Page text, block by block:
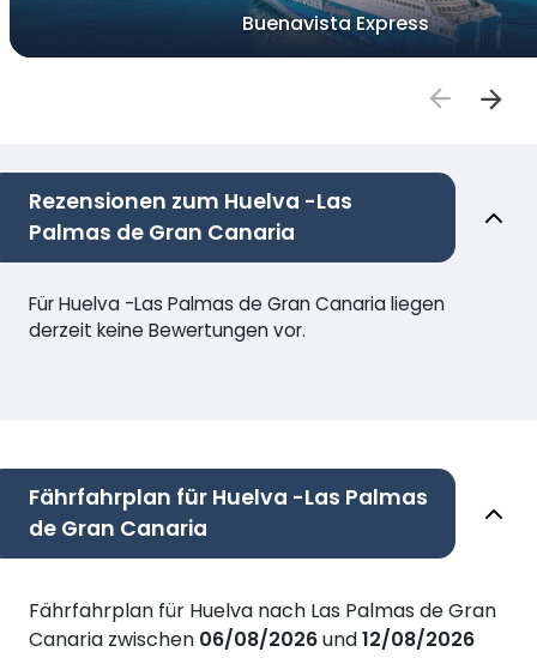
Buenavista Express
Rezensionen zum Huelva -Las
Palmas de Gran Canaria
Für Huelva -Las Palmas de Gran Canaria liegen
derzeit keine Bewertungen vor.
Fährfahrplan für Huelva -Las Palmas
de Gran Canaria
Fährfahrplan für Huelva nach Las Palmas de Gran
Canaria zwischen 06/08/2026und12/08/2026